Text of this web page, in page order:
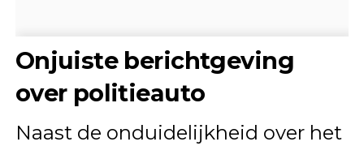
Onjuiste berichtgeving
over politieauto
Naast de onduidelijkheid over het